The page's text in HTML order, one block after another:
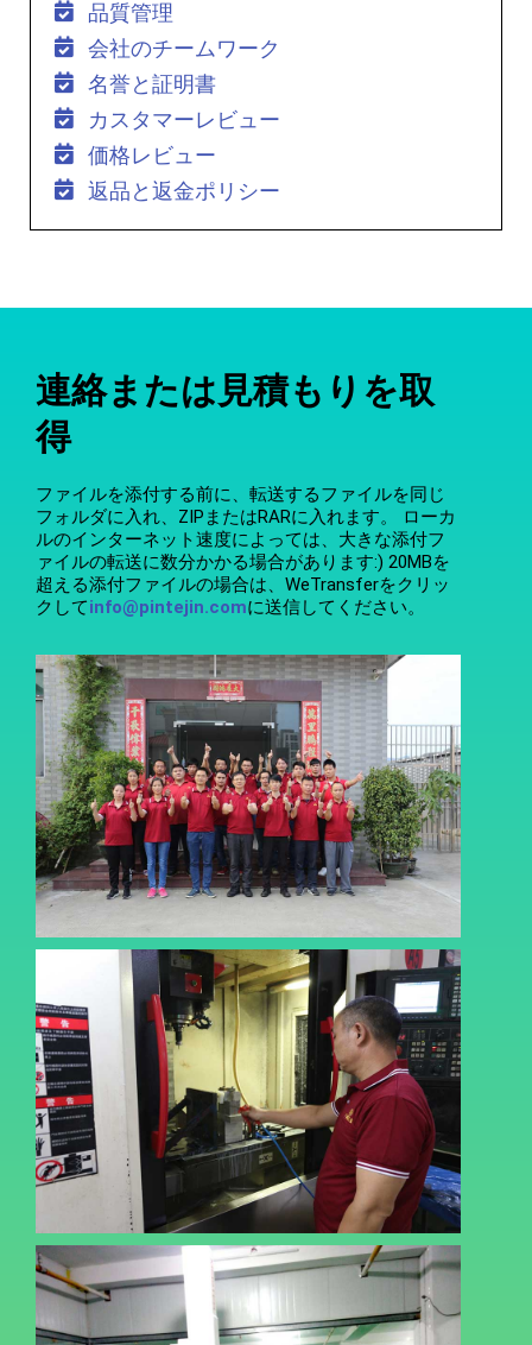
品質管理
会社のチームワーク
名誉と証明書
カスタマーレビュー
価格レビュー
返品と返金ポリシー
連絡または見積もりを取
得
ファイルを添付する前に、転送するファイルを同じ
フォルダに入れ、ZIPまたはRARに入れます。 ローカ
ルのインターネット速度によっては、大きな添付フ
ァイルの転送に数分かかる場合があります:) 20MBを
超える添付ファイルの場合は、WeTransferをクリッ
クしてinfo@pintejin.comに送信してください。